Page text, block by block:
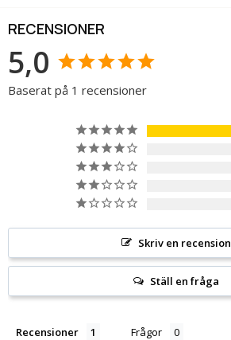
RECENSIONER
5,0
Baserat på 1 recensioner
Skriv en recension
Ställ en fråga
Recensioner Frågor